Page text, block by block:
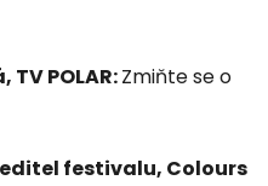
POLAR:Zmiňte se o
festivalu, Colours